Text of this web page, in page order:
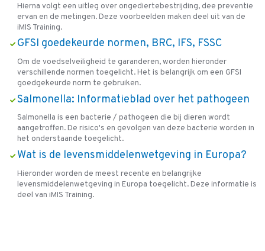
Hierna volgt een uitleg over ongediertebestrijding, dee preventie
ervan en de metingen. Deze voorbeelden maken deel uit van de
iMIS Training.
GFSI goedekeurde normen, BRC, IFS, FSSC
Om de voedselveiligheid te garanderen, worden hieronder
verschillende normen toegelicht. Het is belangrijk om een GFSI
goedgekeurde norm te gebruiken.
Salmonella: Informatieblad over het pathogeen
Salmonella is een bacterie / pathogeen die bij dieren wordt
aangetroffen. De risico's en gevolgen van deze bacterie worden in
het onderstaande toegelicht.
Wat is de levensmiddelenwetgeving in Europa?
Hieronder worden de meest recente en belangrijke
levensmiddelenwetgeving in Europa toegelicht. Deze informatie is
deel van iMIS Training.